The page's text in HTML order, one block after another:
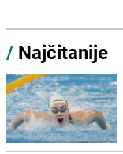
/ Najčitanije